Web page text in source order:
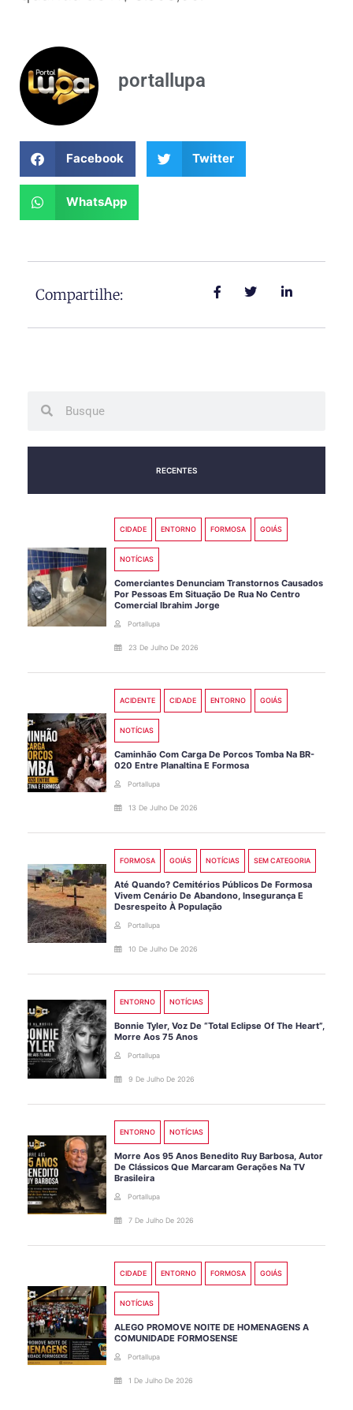
portallupa
Facebook Twitter
WhatsApp
Compartilhe:
RECENTES
CIDADE ENTORNO FORMOSA GOIÁS
NOTÍCIAS
Comerciantes Denunciam Transtornos Causados
Por Pessoas Em Situação De Rua No Centro
Comercial Ibrahim Jorge
Portallupa
23 De Julho De 2026
ACIDENTE CIDADE ENTORNO GOIÁS
NOTÍCIAS
Caminhão Com Carga De Porcos Tomba Na BR-
020 Entre Planaltina E Formosa
Portallupa
13 De Julho De 2026
FORMOSA GOIÁS NOTÍCIAS SEM CATEGORIA
Até Quando? Cemitérios Públicos De Formosa
Vivem Cenário De Abandono, Insegurança E
Desrespeito À População
Portallupa
10 De Julho De 2026
ENTORNO NOTÍCIAS
Bonnie Tyler, Voz De “Total Eclipse Of The Heart”,
Morre Aos 75 Anos
Portallupa
9 De Julho De 2026
ENTORNO NOTÍCIAS
Morre Aos 95 Anos Benedito Ruy Barbosa, Autor
De Clássicos Que Marcaram Gerações Na TV
Brasileira
Portallupa
7 De Julho De 2026
CIDADE ENTORNO FORMOSA GOIÁS
NOTÍCIAS
ALEGO PROMOVE NOITE DE HOMENAGENS A
COMUNIDADE FORMOSENSE
Portallupa
1 De Julho De 2026